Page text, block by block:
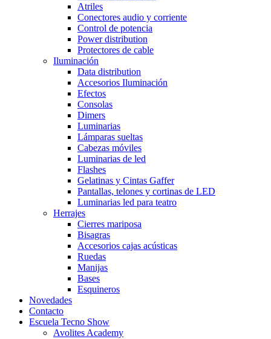
Atriles
Conectores audio y corriente
Control de potencia
Power distribution
Protectores de cable
Iluminación
Data distribution
Accesorios Iluminación
Efectos
Consolas
Dimers
Luminarias
Lámparas sueltas
Cabezas móviles
Luminarias de led
Flashes
Gelatinas y Cintas Gaffer
Pantallas, telones y cortinas de LED
Luminarias led para teatro
Herrajes
Cierres mariposa
Bisagras
Accesorios cajas acústicas
Ruedas
Manijas
Bases
Esquineros
Novedades
Contacto
Escuela Tecno Show
Avolites Academy